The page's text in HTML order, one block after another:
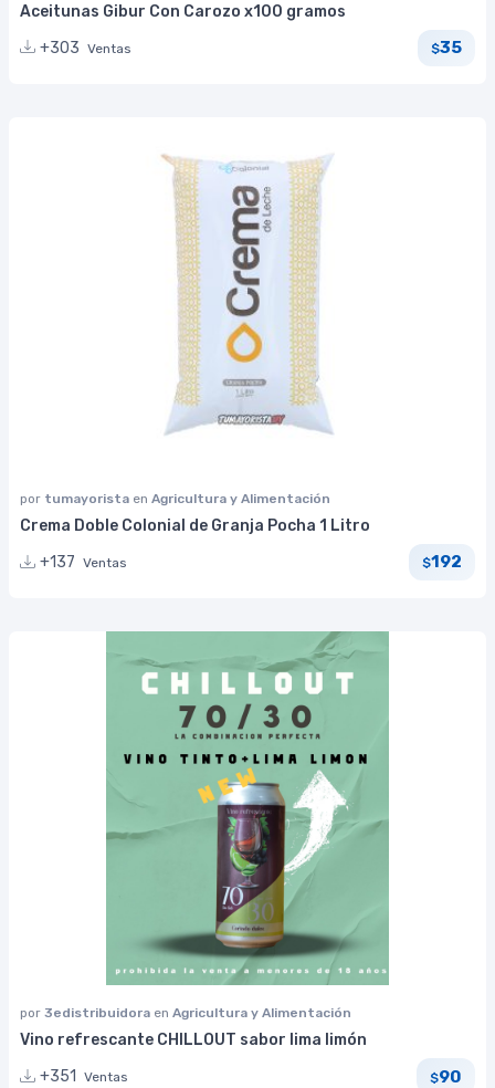
Aceitunas Gibur Con Carozo x100 gramos
+303 Ventas $35
por tumayorista en Agricultura y Alimentación
Crema Doble Colonial de Granja Pocha 1 Litro
+137 Ventas $192
por 3edistribuidora en Agricultura y Alimentación
Vino refrescante CHILLOUT sabor lima limón
+351
Ventas $90